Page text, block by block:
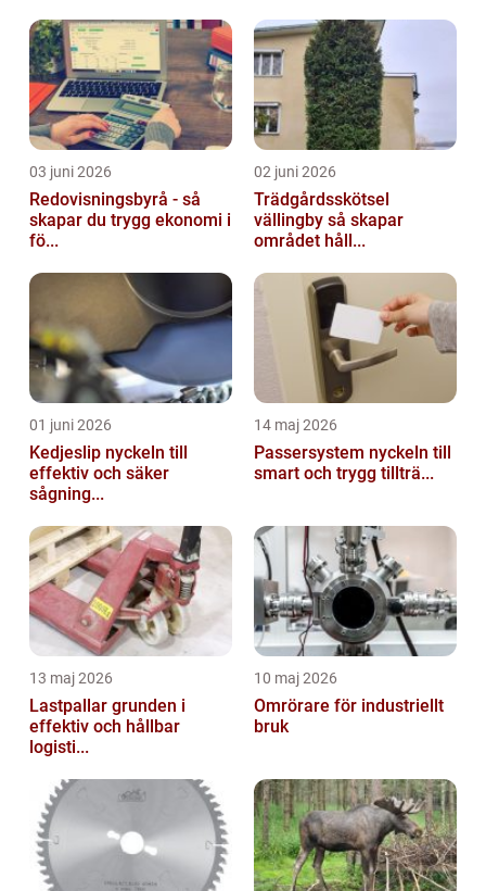
03 juni 2026
Redovisningsbyrå - så
skapar du trygg ekonomi i
fö...
02 juni 2026
Trädgårdsskötsel
vällingby så skapar
området håll...
01 juni 2026
Kedjeslip nyckeln till
effektiv och säker
sågning...
14 maj 2026
Passersystem nyckeln till
smart och trygg tillträ...
13 maj 2026
Lastpallar grunden i
effektiv och hållbar
logisti...
10 maj 2026
Omrörare för industriellt
bruk